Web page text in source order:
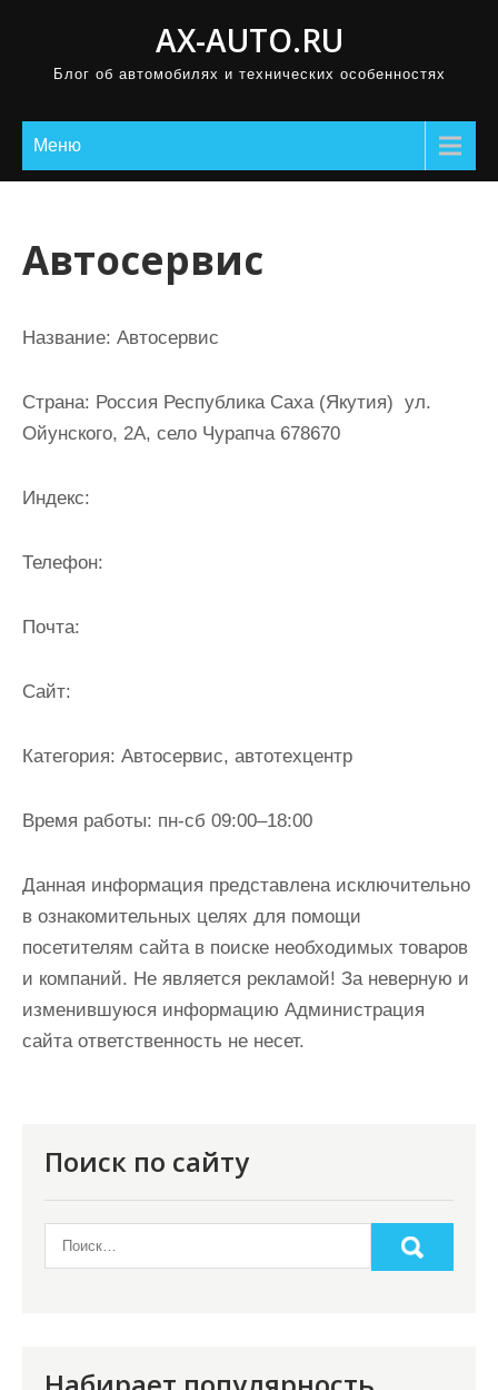
AX-AUTO.RU
Блог об автомобилях и технических особенностях
Меню
Автосервис
Название: Автосервис
Страна: Россия Республика Саха (Якутия) ул.
Ойунского, 2А, село Чурапча 678670
Индекс:
Телефон:
Почта:
Cайт:
Категория: Автосервис, автотехцентр
Время работы: пн-сб 09:00–18:00
Данная информация представлена исключительно
в ознакомительных целях для помощи
посетителям сайта в поиске необходимых товаров
и компаний. Не является рекламой! За неверную и
изменившуюся информацию Администрация
сайта ответственность не несет.
Поиск по сайту